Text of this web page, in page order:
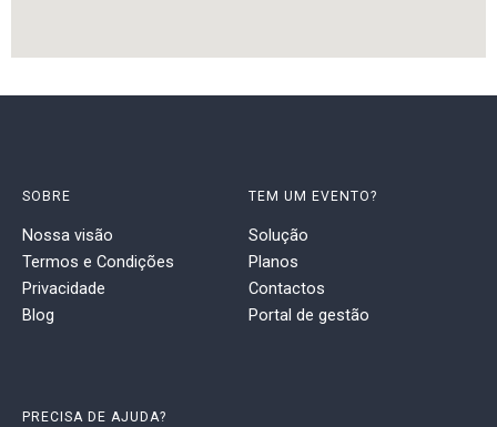
SOBRE
Nossa visão
Termos e Condições
Privacidade
Blog
TEM UM EVENTO?
Solução
Planos
Contactos
Portal de gestão
PRECISA DE AJUDA?